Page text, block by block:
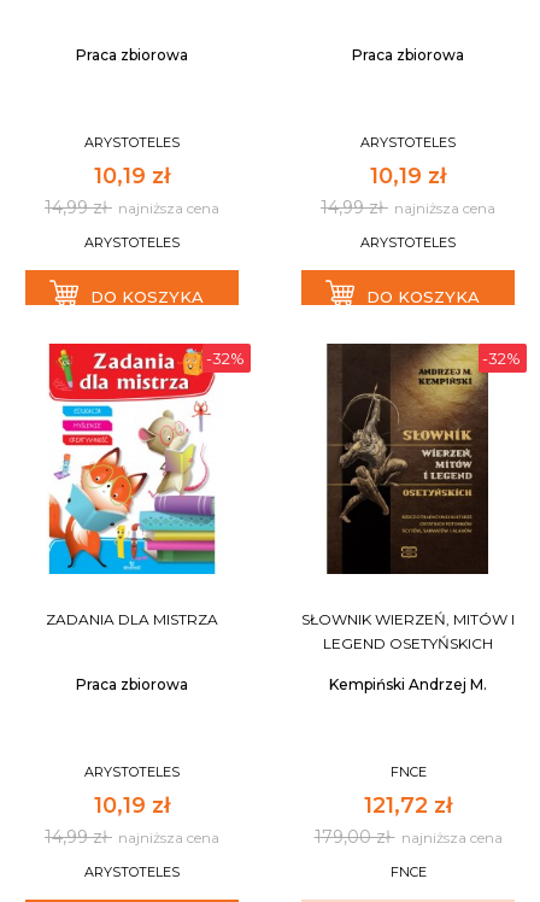
Praca zbiorowa
ARYSTOTELES
10,19 zł
14,99 zł najniższa cena
ARYSTOTELES
DO KOSZYKA
Praca zbiorowa
ARYSTOTELES
10,19 zł
14,99 zł najniższa cena
ARYSTOTELES
DO KOSZYKA
-32%
ZADANIA DLA MISTRZA
Praca zbiorowa
ARYSTOTELES
10,19 zł
14,99 zł najniższa cena
ARYSTOTELES
-32%
SŁOWNIK WIERZEŃ, MITÓW I
LEGEND OSETYŃSKICH
Kempiński Andrzej M.
FNCE
121,72 zł
179,00 zł najniższa cena
FNCE